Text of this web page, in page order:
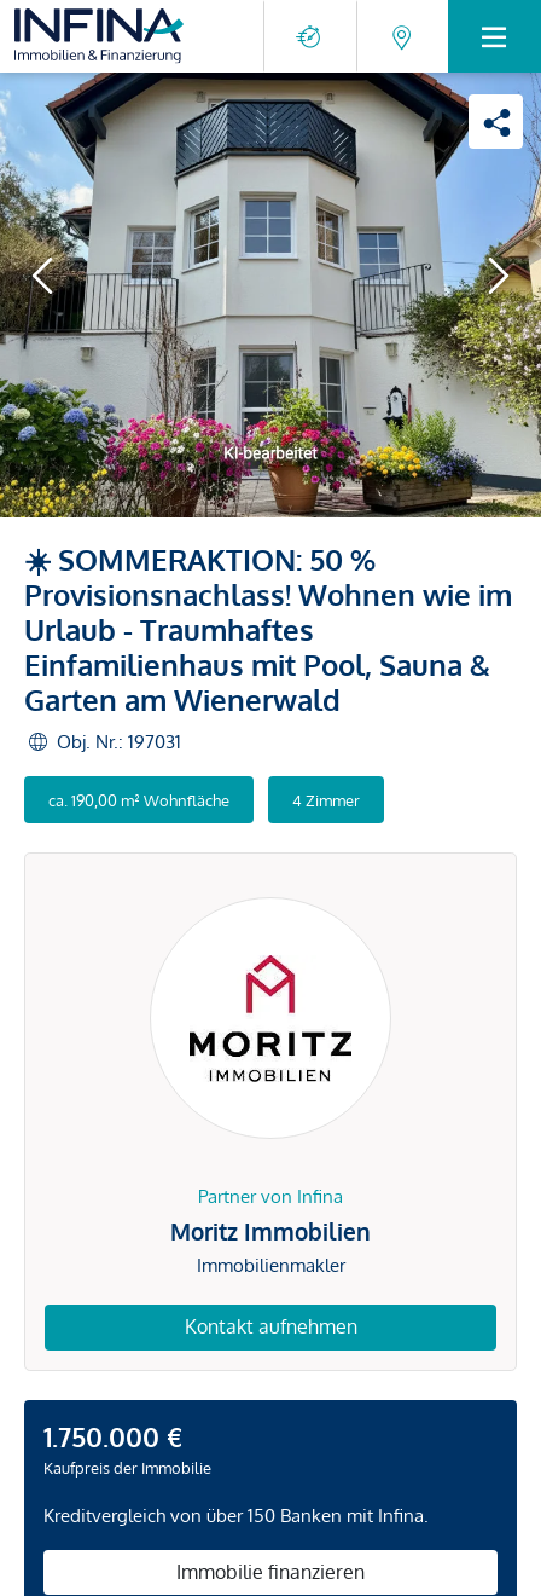
☀️ SOMMERAKTION: 50 %
Provisionsnachlass! Wohnen wie im
Urlaub - Traumhaftes
Einfamilienhaus mit Pool, Sauna &
Garten am Wienerwald
Obj. Nr.: 197031
ca. 190,00 m² Wohnfläche 4 Zimmer
Partner von Infina
Moritz Immobilien
Immobilienmakler
Kontakt aufnehmen
1.750.000 €
Kaufpreis der Immobilie
Kreditvergleich von über 150 Banken mit Infina.
Immobilie finanzieren